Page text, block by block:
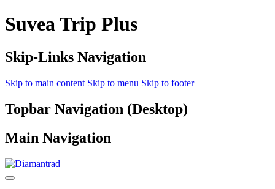
Suvea Trip Plus
Skip-Links Navigation
Skip to main content Skip to menu Skip to footer
Topbar Navigation (Desktop)
Main Navigation